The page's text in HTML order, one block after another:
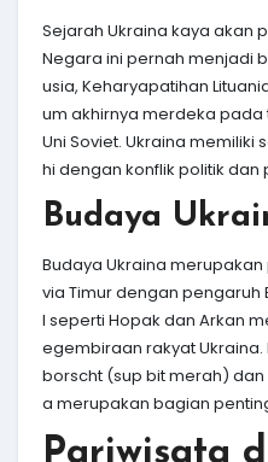
Sejarah Ukraina kaya akan
Negara ini pernah menjadi
usia, Keharyapatihan
um akhirnya merdeka pada
Uni Soviet. Ukraina
hi dengan konflik politik
Budaya
Budaya Ukraina
via Timur dengan pengaruh
l seperti Hopak dan Arkan
egembiraan rakyat
borscht (sup bit merah)
a merupakan bagian
Pariwisata